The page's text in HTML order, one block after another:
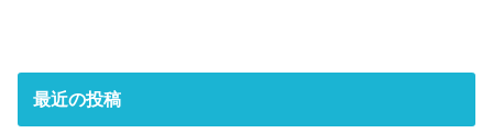
最近の投稿